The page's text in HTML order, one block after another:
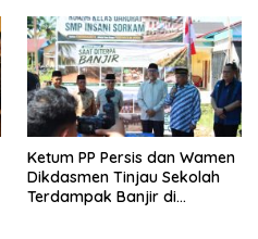
Ketum PP Persis dan Wamen
Dikdasmen Tinjau Sekolah
Terdampak Banjir di